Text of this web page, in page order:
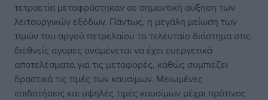
τετραετία μεταφράστηκαν σε σημαντική αύξηση των
λειτουργικών εξόδων. Πάντως, η μεγάλη μείωση των
τιμών του αργού πετρελαίου το τελευταίο διάστημα στις
διεθνείς αγορές αναμένεται να έχει ευεργετικά
αποτελέσματα για τις μεταφορές, καθώς συμπιέζει
δραστικά τις τιμές των καυσίμων. Μειωμένες
επιδοτήσεις και υψηλές τιμές καυσίμων μέχρι πρότινος